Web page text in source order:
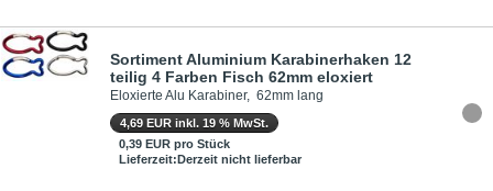
Sortiment Aluminium Karabinerhaken 12
teilig 4 Farben Fisch 62mm eloxiert
Eloxierte Alu Karabiner, 62mm lang
4,69 EUR inkl. 19 % MwSt.
0,39 EUR pro Stück
Lieferzeit:Derzeit nicht lieferbar